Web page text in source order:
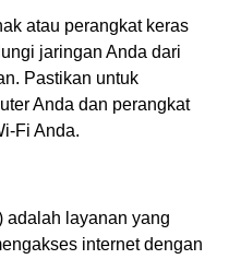
atau perangkat keras
jaringan Anda dari
Pastikan untuk
Anda dan perangkat
Fi Anda.
adalah layanan yang
internet dengan